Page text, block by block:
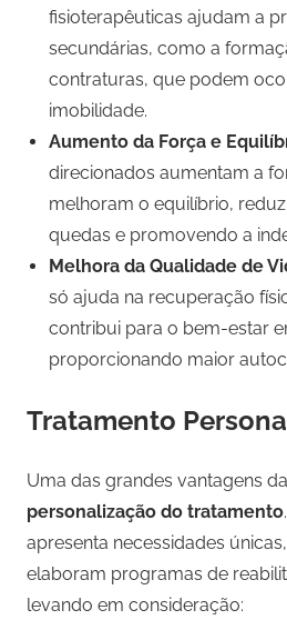
fisioterapêuticas ajudam a
secundárias, como a
contraturas, que podem
imobilidade.
Aumento da Força e
direcionados aumentam a
melhoram o equilíbrio,
quedas e promovendo a
Melhora da Qualidade de
só ajuda na recuperação
contribui para o bem-estar
proporcionando maior
Tratamento
Uma das grandes vantagens
personalização do tratamento
apresenta necessidades
elaboram programas de
levando em consideração: